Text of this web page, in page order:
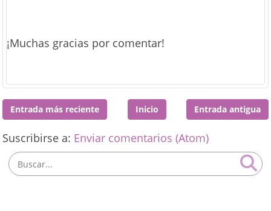
¡Muchas gracias por comentar!
Entrada más reciente Entrada antigua
Inicio
Suscribirse a: Enviar comentarios (Atom)